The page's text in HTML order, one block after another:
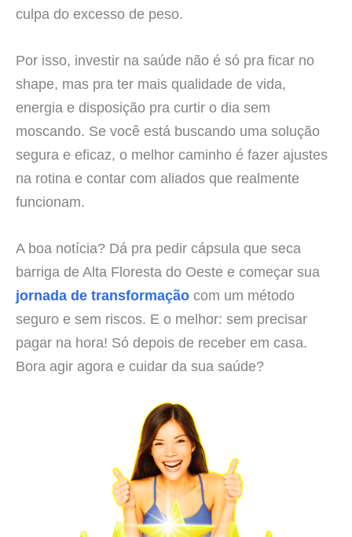
culpa do excesso de peso.
Por isso, investir na saúde não é só pra ficar no
shape, mas pra ter mais qualidade de vida,
energia e disposição pra curtir o dia sem
moscando. Se você está buscando uma solução
segura e eficaz, o melhor caminho é fazer ajustes
na rotina e contar com aliados que realmente
funcionam.
A boa notícia? Dá pra pedir cápsula que seca
barriga de Alta Floresta do Oeste e começar sua
jornada de transformação com um método
seguro e sem riscos. E o melhor: sem precisar
pagar na hora! Só depois de receber em casa.
Bora agir agora e cuidar da sua saúde?